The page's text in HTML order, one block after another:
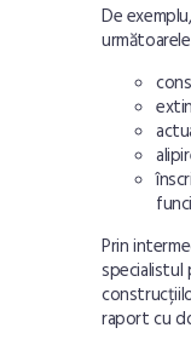
De
Prin
raport cu